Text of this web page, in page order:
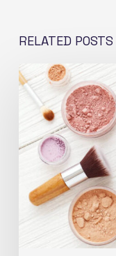
RELATED POSTS
Allégations
cosmétiques
Comment
les
pour
assurer
communication